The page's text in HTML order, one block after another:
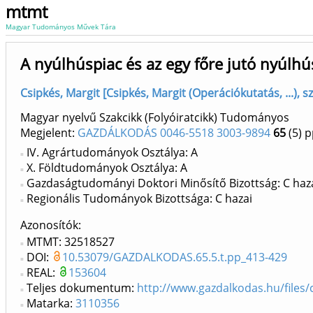
mtmt
Magyar Tudományos Művek Tára
A nyúlhúspiac és az egy főre jutó
Csipkés, Margit [Csipkés, Margit (Operációkutatás, ...),
Magyar nyelvű Szakcikk (Folyóiratcikk) Tudományos
Megjelent: GAZDÁLKODÁS 0046-5518 3003-9894 65(5)
IV. Agrártudományok Osztálya: A
X. Földtudományok Osztálya: A
Gazdaságtudományi Doktori Minősítő Bizottság: C
Regionális Tudományok Bizottsága: C hazai
Azonosítók
MTMT: 32518527
DOI:
10.53079/GAZDALKODAS.65.5.t.pp_413-429
REAL:
153604
Teljes dokumentum: http://www.gazdalkodas.hu/files/
Matarka: 3110356